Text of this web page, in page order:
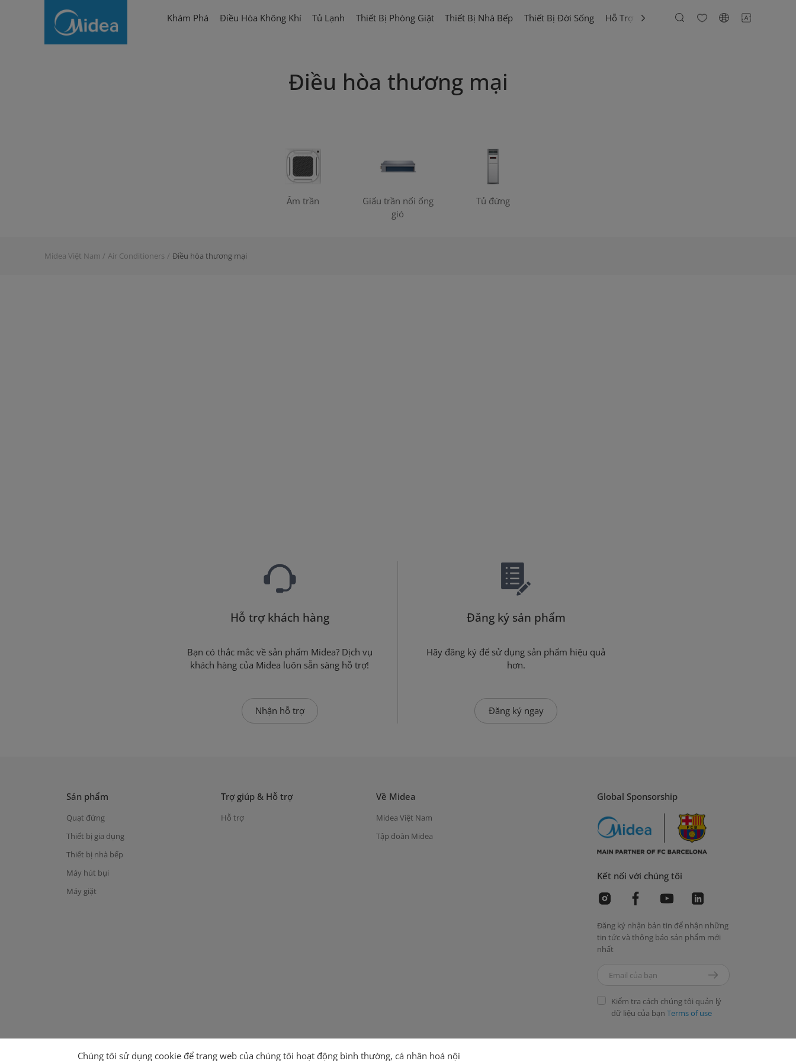
Khám Phá Điều Hòa Không Khí Tủ Lạnh Thiết Bị Phòng Giặt Thiết Bị Nhà Bếp Thiết Bị Đời Sống Hỗ Trợ Khách Hàng
Điều hòa thương mại
Âm trần
Giấu trần nối ống
gió
Tủ đứng
Midea Việt Nam Air Conditioners Điều hòa thương mại
Hỗ trợ khách hàng
Bạn có thắc mắc về sản phẩm Midea? Dịch vụ
khách hàng của Midea luôn sẵn sàng hỗ trợ!
Nhận hỗ trợ
Đăng ký sản phẩm
Hãy đăng ký để sử dụng sản phẩm hiệu quả
hơn.
Đăng ký ngay
Sản phẩm
Quạt đứng
Thiết bị gia dụng
Thiết bị nhà bếp
Máy hút bụi
Máy giặt
Trợ giúp & Hỗ trợ
Hỗ trợ
Về Midea
Midea Việt Nam
Tập đoàn Midea
Global Sponsorship
Kết nối với chúng tôi
Đăng ký nhận bản tin để nhận những
tin tức và thông báo sản phẩm mới
nhất
Kiểm tra cách chúng tôi quản lý
dữ liệu của bạnTerms of use
Chúng tôi sử dụng cookie để trang web của chúng tôi hoạt động bình thường, cá nhân hoá nội